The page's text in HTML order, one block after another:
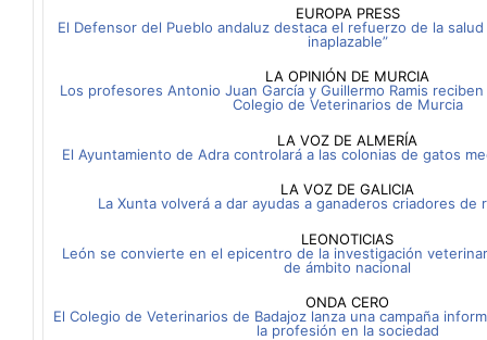
EUROPA PRESS
El Defensor del Pueblo andaluz destaca el refuerzo de la
inaplazable”
LA OPINIÓN DE MURCIA
Los profesores Antonio Juan García y Guillermo Ramis
Colegio de Veterinarios de Murcia
LA VOZ DE ALMERÍA
El Ayuntamiento de Adra controlará a las colonias de gatos
LA VOZ DE GALICIA
La Xunta volverá a dar ayudas a ganaderos criadores de
LEONOTICIAS
León se convierte en el epicentro de la investigación
de ámbito nacional
ONDA CERO
El Colegio de Veterinarios de Badajoz lanza una campaña
la profesión en la sociedad